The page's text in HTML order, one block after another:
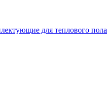
для теплового пола